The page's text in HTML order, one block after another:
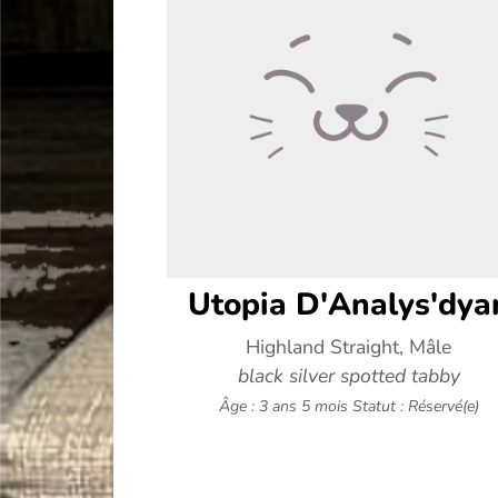
Utopia
Highland Straight, Mâle
black silver spotted tabby
Âge : 3 ans 5 mois Statut : Réservé(e)